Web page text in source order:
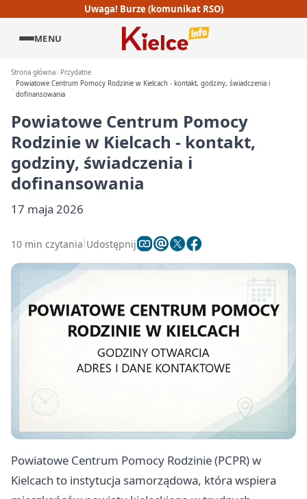
Uwaga! Burze (komunikat RSO)
MENU
Strona główna
Przydatne
Powiatowe Centrum Pomocy Rodzinie w Kielcach - kontakt, godziny, świadczenia i
dofinansowania
Powiatowe Centrum Pomocy
Rodzinie w Kielcach - kontakt,
godziny, świadczenia i
dofinansowania
17 maja 2026
10 min czytania Udostępnij
Powiatowe Centrum Pomocy Rodzinie (PCPR) w
Kielcach to instytucja samorządowa, która wspiera